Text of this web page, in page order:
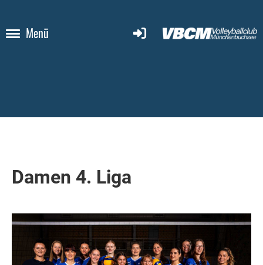
Menü
Damen 4. Liga